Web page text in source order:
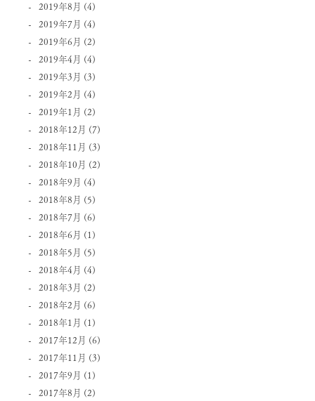
2019年8月 (4)
2019年7月 (4)
2019年6月 (2)
2019年4月 (4)
2019年3月 (3)
2019年2月 (4)
2019年1月 (2)
2018年12月 (7)
2018年11月 (3)
2018年10月 (2)
2018年9月 (4)
2018年8月 (5)
2018年7月 (6)
2018年6月 (1)
2018年5月 (5)
2018年4月 (4)
2018年3月 (2)
2018年2月 (6)
2018年1月 (1)
2017年12月 (6)
2017年11月 (3)
2017年9月 (1)
2017年8月 (2)